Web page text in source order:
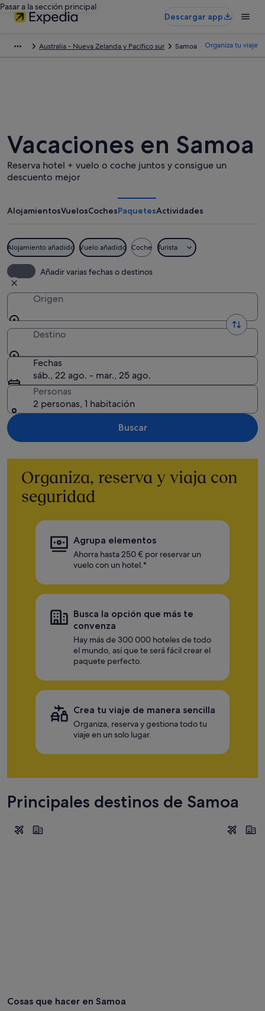
Pasar a la sección principal
Descargar app
Australia - Nueva Zelanda y Pacífico sur Samoa Organiza tu viaje
Vacaciones en Samoa
Reserva hotel + vuelo o coche juntos y consigue un
descuento mejor
AlojamientosVuelosCochesPaquetesActividades
Alojamiento añadido Vuelo añadido Coche Turista
Añadir varias fechas o destinos
Origen
Destino
Fechas
sáb., 22 ago. - mar., 25 ago.
Personas
2 personas, 1 habitación
Buscar
Organiza, reserva y viaja con
seguridad
Agrupa elementos
Ahorra hasta 250 € por reservar un
vuelo con un hotel.*
Busca la opción que más te
convenza
Hay más de 300 000 hoteles de todo
el mundo, así que te será fácil crear el
paquete perfecto.
Crea tu viaje de manera sencilla
Organiza, reserva y gestiona todo tu
viaje en un solo lugar.
Principales destinos de Samoa
Apia Lalomanu
Cosas que hacer en Samoa